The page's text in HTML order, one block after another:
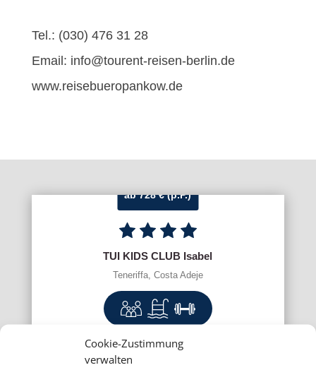
Cookie-Zustimmung
verwalten
Tel.: (030) 476 31 28
Email: info@tourent-reisen-berlin.de
www.reisebueropankow.de
ab 728 € (p.P.)
TUI KIDS CLUB Isabel
Teneriffa, Costa Adeje